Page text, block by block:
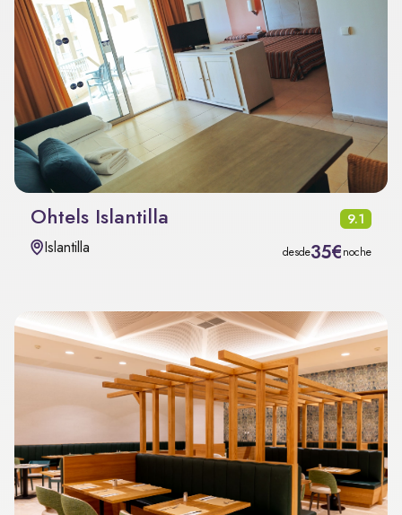
Ohtels Islantilla 9.1
Islantilla desde35€noche